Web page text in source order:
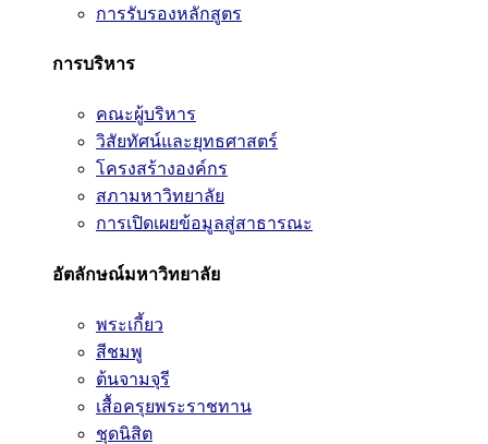
การรับรองหลักสูตร
การบริหาร
คณะผู้บริหาร
วิสัยทัศน์และยุทธศาสตร์
โครงสร้างองค์กร
สภามหาวิทยาลัย
การเปิดเผยข้อมูลสู่สาธารณะ
อัตลักษณ์มหาวิทยาลัย
พระเกี้ยว
สีชมพู
ต้นจามจุรี
เสื้อครุยพระราชทาน
ชุดนิสิต